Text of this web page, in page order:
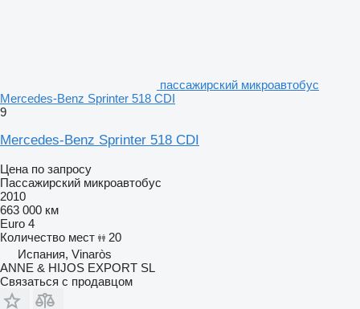
пассажирский микроавтобус
Mercedes-Benz Sprinter 518 CDI
9
Mercedes-Benz Sprinter 518 CDI
Цена по запросу
Пассажирский микроавтобус
2010
663 000 км
Euro 4
Количество мест
20
Испания, Vinaròs
ANNE & HIJOS EXPORT SL
Связаться с продавцом